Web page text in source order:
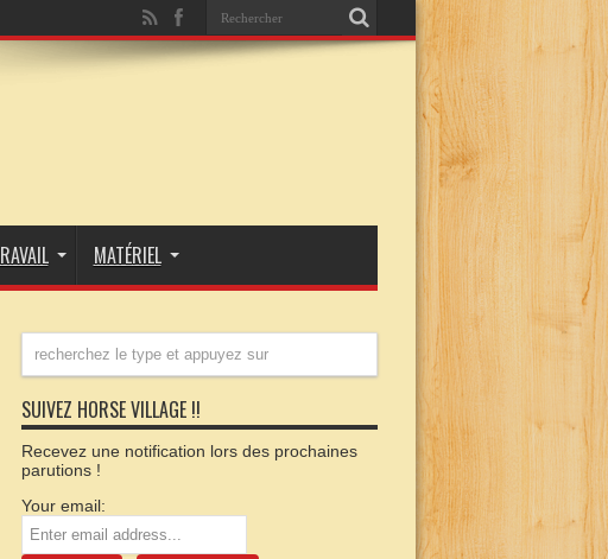
MATÉRIEL
SUIVEZ HORSE VILLAGE !!
Recevez une notification lors des prochaines
parutions !
Your email: